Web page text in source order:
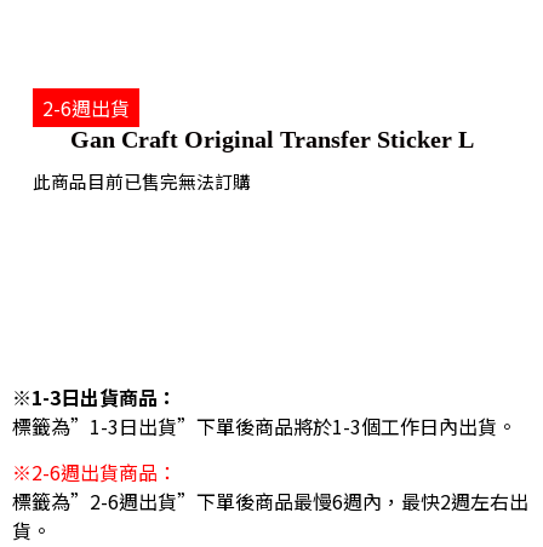
2-6週出貨
Gan Craft Original Transfer Sticker L
此商品目前已售完無法訂購
※1-3日出貨商品：
標籤為”1-3日出貨”下單後商品將於1-3個工作日內出貨。
※2-6週出貨商品：
標籤為”2-6週出貨”下單後商品最慢6週內，最快2週左右出
貨。